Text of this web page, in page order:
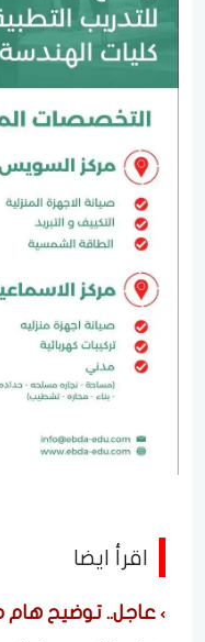
اقرأ ايضا
عاجل.. توضيح هام